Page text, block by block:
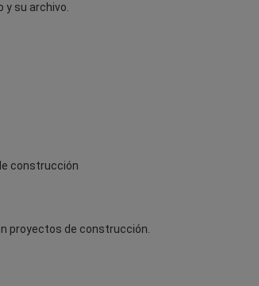
su archivo.
construcción
proyectos de construcción.